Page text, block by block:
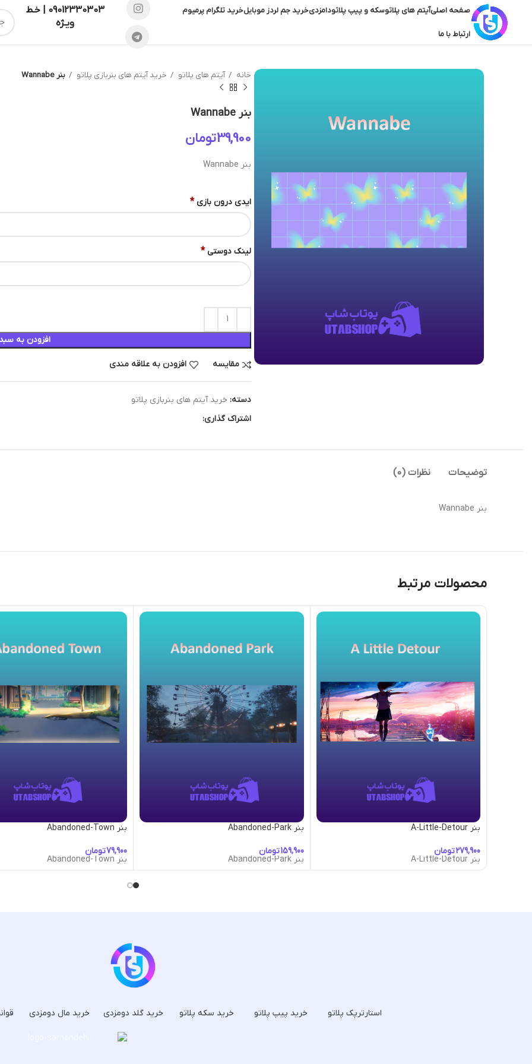
صفحه اصلیآیتم های پلاتوسکه و پیپ پلاتودامزدیخرید جم لردز موبایلخرید تلگرام پرمیوم
ارتباط با ما
09012330303 | خـط
ویـژه
خانه آیتم های پلاتو خرید آیتم های بنربازی پلاتو بنر Wannabe
بنر Wannabe
تومان
بنر Wannabe
ایدی درون بازی *
لینک دوستی *
افزودن به
مقایسه افزودن به علاقه مندی
دسته: خرید آیتم های بنربازی پلاتو
اشتراک گذاری:
توضیحات نظرات (0)
بنر Wannabe
محصولات مرتبط
بنر A-Little-Detour
تومان
بنر A-Little-Detour
بنر Abandoned-Park
تومان
بنر Abandoned-Park
بنر Abandoned-Town
تومان
بنر Abandoned-Town
استارترپک پلاتو خرید پیپ پلاتو خرید سکه پلاتو خرید گلد دومزدی خرید مال دومزدی